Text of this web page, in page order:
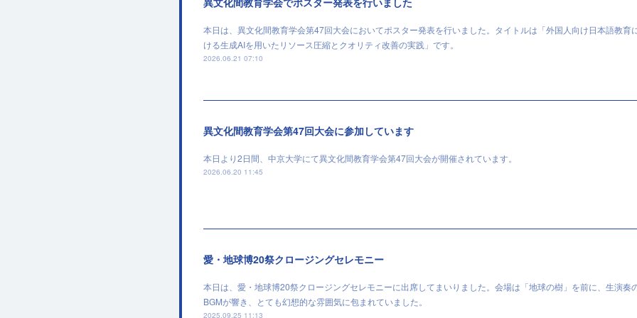
本日は、異文化間教育学会第47回大会においてポスター発表を行いました。タイトルは「外国人向け日本語教育
ける生成AIを用いたリソース圧縮とクオリティ改善の実践」です。
2026.06.21 07:10
異文化間教育学会第47回大会に参加しています
本日より2日間、中京大学にて異文化間教育学会第47回大会が開催されています。
2026.06.20 11:45
愛・地球博20祭クロージングセレモニー
本日は、愛・地球博20祭クロージングセレモニーに出席してまいりました。会場は「地球の樹」を前に、生演奏
BGMが響き、とても幻想的な雰囲気に包まれていました。
2025.09.25 11:13